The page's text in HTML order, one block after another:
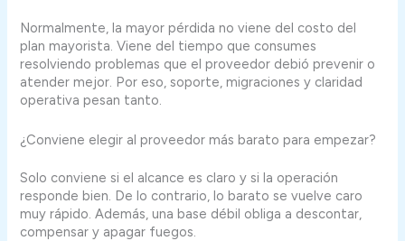
Normalmente, la mayor pérdida no viene del costo del
plan mayorista. Viene del tiempo que consumes
resolviendo problemas que el proveedor debió prevenir o
atender mejor. Por eso, soporte, migraciones y claridad
operativa pesan tanto.
¿Conviene elegir al proveedor más barato para empezar?
Solo conviene si el alcance es claro y si la operación
responde bien. De lo contrario, lo barato se vuelve caro
muy rápido. Además, una base débil obliga a descontar,
compensar y apagar fuegos.